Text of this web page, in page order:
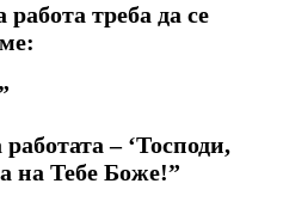
треба да се
– ‘Тосподи,
на Тебе Боже!”